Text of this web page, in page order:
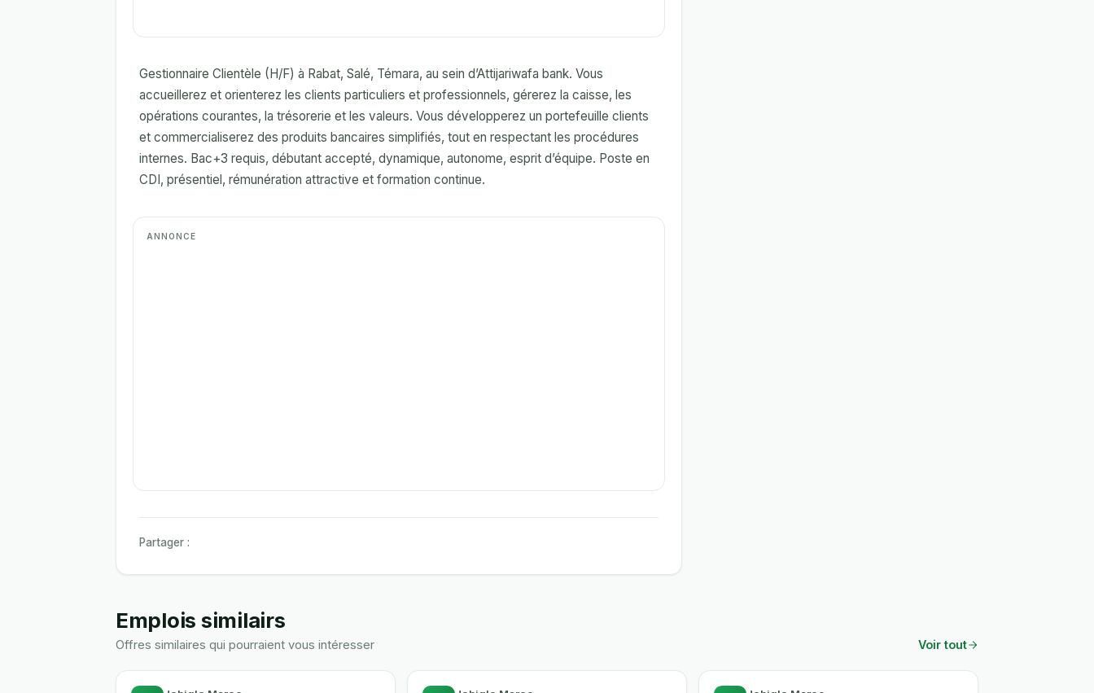
Gestionnaire Clientèle (H/F) à Rabat, Salé, Témara, au sein d’Attijariwafa bank. Vous
accueillerez et orienterez les clients particuliers et professionnels, gérerez la caisse, les
opérations courantes, la trésorerie et les valeurs. Vous développerez un portefeuille clients
et commercialiserez des produits bancaires simplifiés, tout en respectant les procédures
internes. Bac+3 requis, débutant accepté, dynamique, autonome, esprit d’équipe. Poste en
CDI, présentiel, rémunération attractive et formation continue.
Partager :
Emplois similairs
Offres similaires qui pourraient vous intéresser Voir tout